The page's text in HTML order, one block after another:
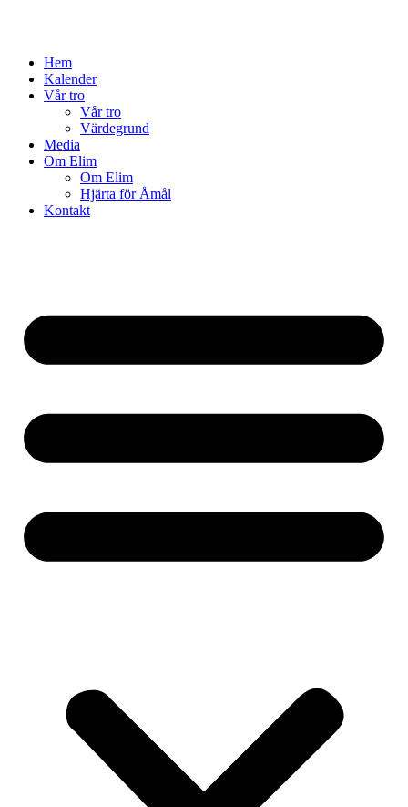
Hem
Kalender
Vår tro
Vår tro
Värdegrund
Media
Om Elim
Om Elim
Hjärta för Åmål
Kontakt